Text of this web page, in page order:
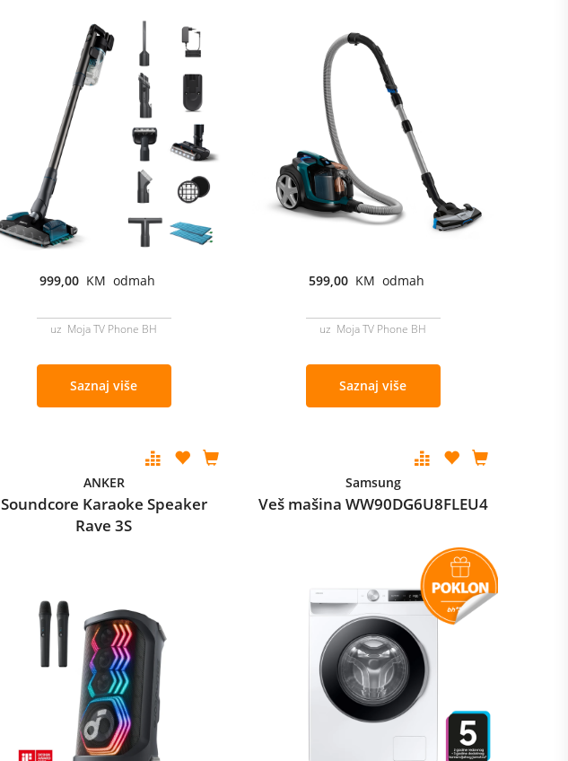
999,00 KM odmah
uz Moja TV Phone BH
Saznaj više
599,00 KM odmah
uz Moja TV Phone BH
Saznaj više
ANKER
Soundcore Karaoke Speaker
Rave 3S
Samsung
Veš mašina WW90DG6U8FLEU4